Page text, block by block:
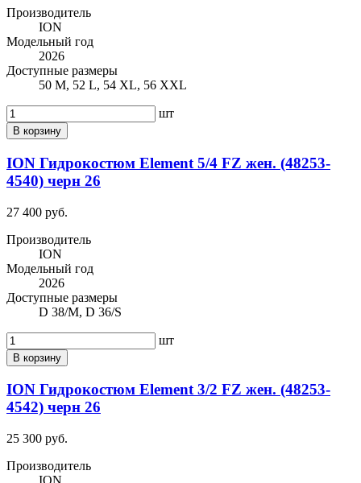
Производитель
ION
Модельный год
2026
Доступные размеры
50 M, 52 L, 54 XL, 56 XXL
шт
В корзину
ION Гидрокостюм Element 5/4 FZ жен. (48253-
4540) черн 26
27 400 руб.
Производитель
ION
Модельный год
2026
Доступные размеры
D 38/M, D 36/S
шт
В корзину
ION Гидрокостюм Element 3/2 FZ жен. (48253-
4542) черн 26
25 300 руб.
Производитель
ION